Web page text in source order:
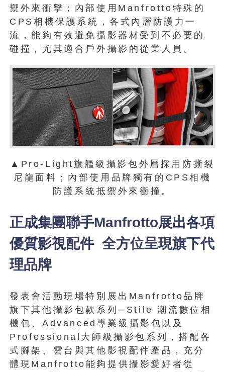
禦外來衝擊；內部使用Manfrotto特殊的
CPS相機保護系統，各式內層防護力一
流，能夠有效避免攝影器材受到不必要的
碰撞，尤其適合戶外攝影的從業人員。
▲Pro-Light旗艦級攝影包外層採用防撕裂
尼龍面料；內部使用品牌獨有的CPS相機
防護系統抵禦外來衝撞。
正成集團聯手Manfrotto展出各項
優質影視配件 全方位呈現旗下代
理品牌
發表會活動現場特別展出Manfrotto品牌
旗下其他攝影包款系列─Stile 潮流數位相
機包、Advanced專業級攝影包以及
Professional大師級攝影包系列，搭配各
式腳架、雲台與其他影視配件產品，充分
體現Manfrotto能夠提供攝影愛好者從